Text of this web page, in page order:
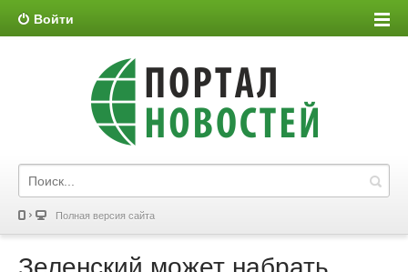
Войти
Полная версия сайта